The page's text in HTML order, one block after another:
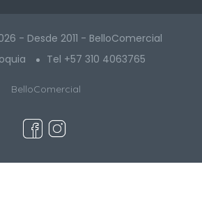
- Desde 2011 - BelloComercial
Tel +57 310 4063765
BelloComercial